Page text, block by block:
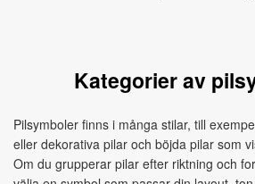
Kategorier av
Pilsymboler finns i många stilar, till
eller dekorativa pilar och böjda pilar som
Om du grupperar pilar efter riktning och